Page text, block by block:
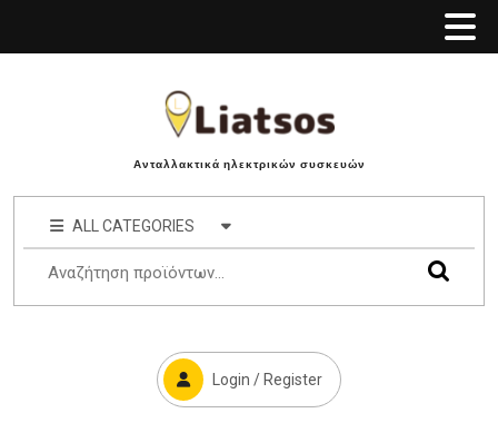
Ανταλλακτικά ηλεκτρικών συσκευών
ALL CATEGORIES
Login / Register